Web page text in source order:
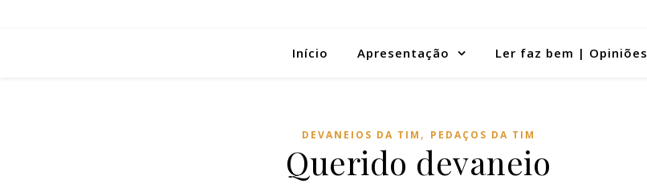
Início Apresentação Ler faz bem | Opiniões
DEVANEIOS DA TIM , PEDAÇOS DA TIM
Querido devaneio